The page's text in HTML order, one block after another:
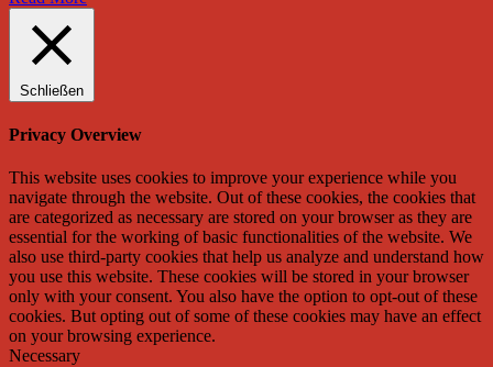
Schließen
Privacy Overview
This website uses cookies to improve your experience while you
navigate through the website. Out of these cookies, the cookies that
are categorized as necessary are stored on your browser as they are
essential for the working of basic functionalities of the website. We
also use third-party cookies that help us analyze and understand how
you use this website. These cookies will be stored in your browser
only with your consent. You also have the option to opt-out of these
cookies. But opting out of some of these cookies may have an effect
on your browsing experience.
Necessary